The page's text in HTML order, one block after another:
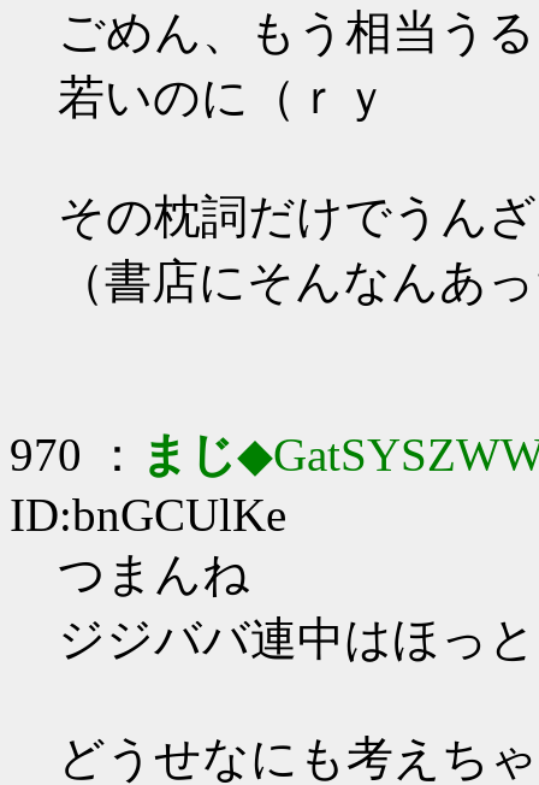
ごめん、もう相当う
若いのに（ｒｙ
その枕詞だけでうん
（書店にそんなんあ
970 ： まじ
ID:bnGCUlKe
つまんね
ジジババ連中はほっ
どうせなにも考えち